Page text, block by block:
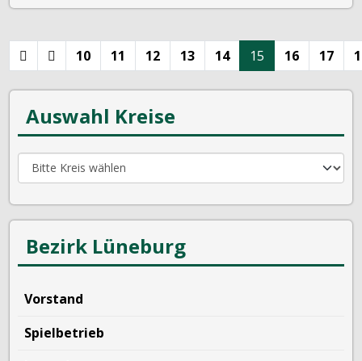
10 11 12 13 14 15 16 17
Auswahl Kreise
Bezirk Lüneburg
Vorstand
Spielbetrieb